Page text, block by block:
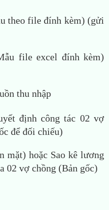
theo file đính kèm) (gửi
file excel đính kèm)
thu nhập
định công tác 02 vợ
để đối chiếu)
mặt) hoặc Sao kê lương
02 vợ chồng (Bản gốc)